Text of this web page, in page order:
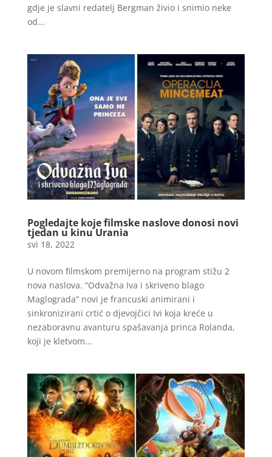
gdje je slavni redatelj Bergman živio i snimio neke
od...
Pogledajte koje filmske naslove donosi novi
tjedan u kinu Urania
svi 18, 2022
U novom filmskom premijerno na program stižu 2
nova naslova. “Odvažna Iva i skriveno blago
Maglograda” novi je francuski animirani i
sinkronizirani crtić o djevojčici Ivi koja kreće u
nezaboravnu avanturu spašavanja princa Rolanda,
koji je kletvom...